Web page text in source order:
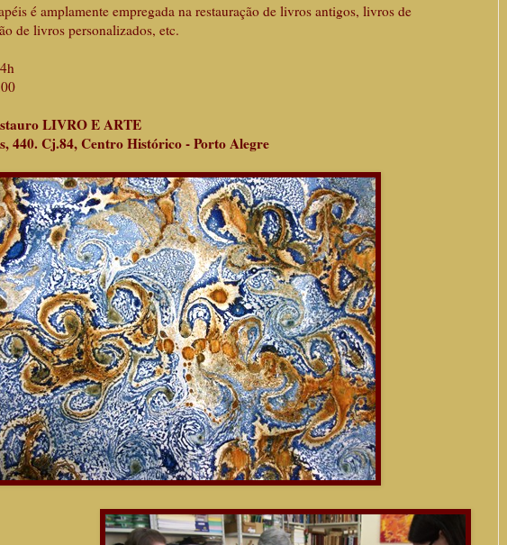
é amplamente empregada na restauração de livros antigos, livros de
de livros personalizados, etc.
LIVRO E ARTE
440. Cj.84, Centro Histórico - Porto Alegre